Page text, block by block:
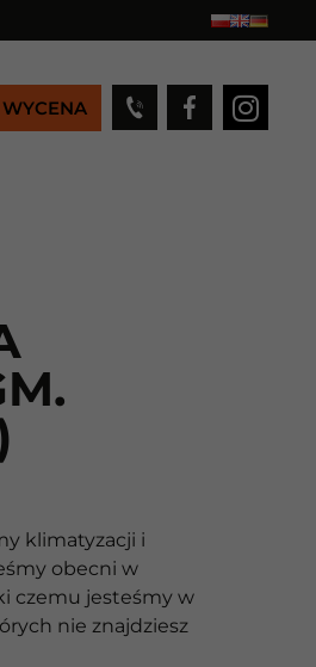
klimatyzacji i
obecni w
czemu jesteśmy w
nie znajdziesz